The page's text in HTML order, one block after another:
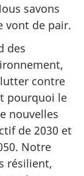
savons
vont de pair.
des
contre
pourquoi le
nouvelles
de 2030 et
Notre
résilient,